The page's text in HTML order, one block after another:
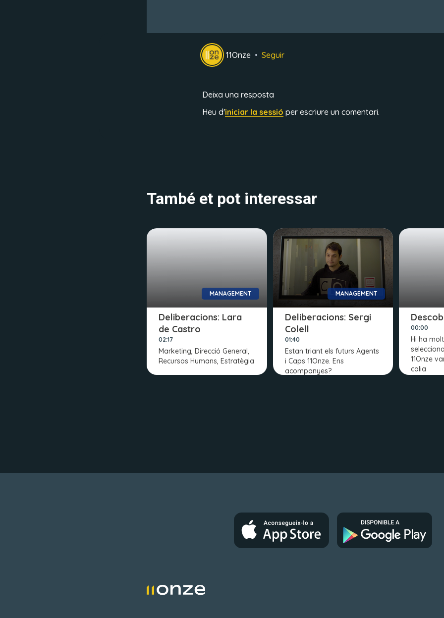
11Onze Seguir
Deixa una resposta
Heu d'iniciar la sessió per escriure un comentari.
També et pot interessar
MANAGEMENT
Deliberacions: Lara
de Castro
02:17
Marketing, Direcció General,
Recursos Humans, Estratègia
MANAGEMENT
Deliberacions: Sergi
Colell
01:40
Estan triant els futurs Agents
i Caps 11Onze. Ens
acompanyes?
00:00
Hi ha
11Onze
calia